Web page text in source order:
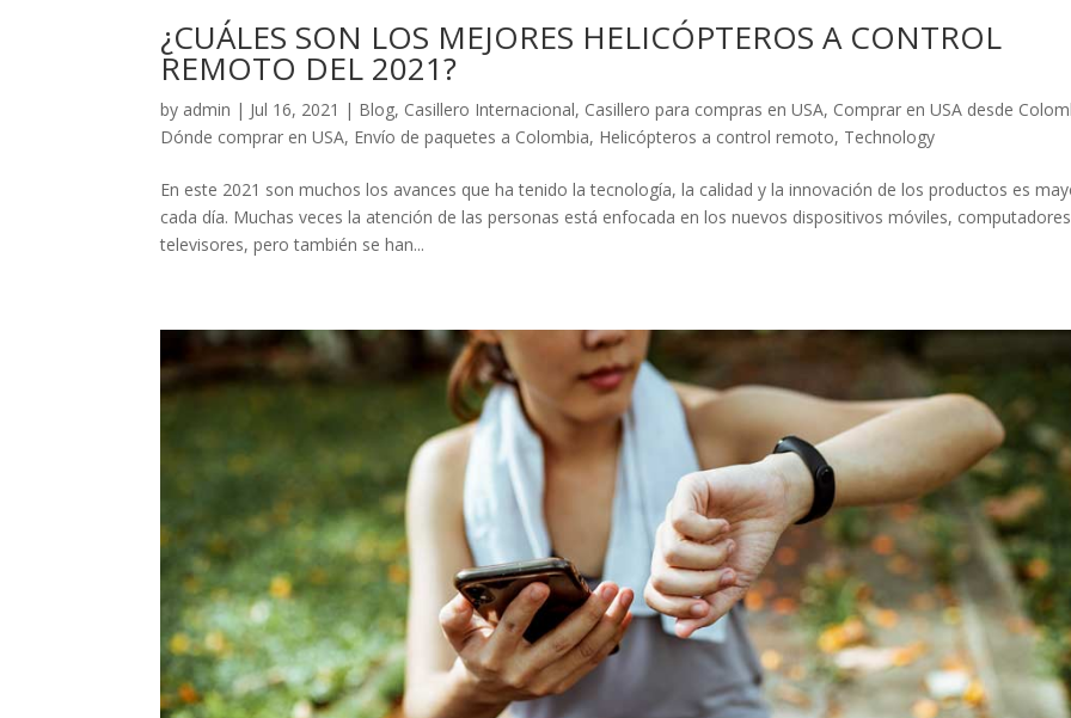
¿CUÁLES SON LOS MEJORES HELICÓPTEROS A CONTROL
REMOTO DEL 2021?
by admin | Jul 16, 2021 | Blog, Casillero Internacional, Casillero para compras en USA, Comprar en USA desde
Dónde comprar en USA, Envío de paquetes a Colombia, Helicópteros a control remoto, Technology
En este 2021 son muchos los avances que ha tenido la tecnología, la calidad y la innovación de los productos es
cada día. Muchas veces la atención de las personas está enfocada en los nuevos dispositivos móviles,
televisores, pero también se han...